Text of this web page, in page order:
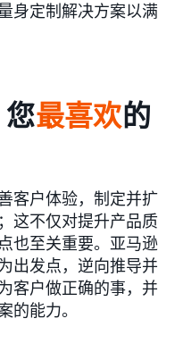
身定制解决方案以满
最喜欢的
客户体验，制定并扩
这不仅对提升产品质
也至关重要。亚马逊
出发点，逆向推导并
客户做正确的事，并
的能力。